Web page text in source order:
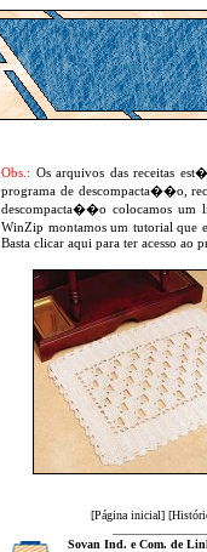
Obs.: Os arquivos das receitas
programa de descompacta��o,
descompacta��o colocamos um
WinZip montamos um tutorial que
Basta clicar aqui para ter acesso ao
[Página inicial] [
Sovan Ind. e Com. de